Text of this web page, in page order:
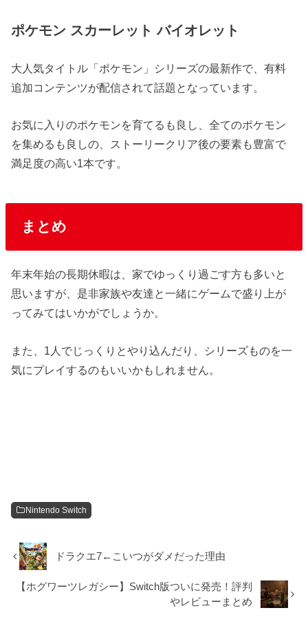
ポケモン スカーレット バイオレット
大人気タイトル「ポケモン」シリーズの最新作で、有料
追加コンテンツが配信されて話題となっています。
お気に入りのポケモンを育てるも良し、全てのポケモン
を集めるも良しの、ストーリークリア後の要素も豊富で
満足度の高い1本です。
まとめ
年末年始の長期休暇は、家でゆっくり過ごす方も多いと
思いますが、是非家族や友達と一緒にゲームで盛り上が
ってみてはいかがでしょうか。
また、1人でじっくりとやり込んだり、シリーズものを一
気にプレイするのもいいかもしれません。
Nintendo Switch
ドラクエ7←こいつがダメだった理由
【ホグワーツレガシー】Switch版ついに発売！評判
やレビューまとめ